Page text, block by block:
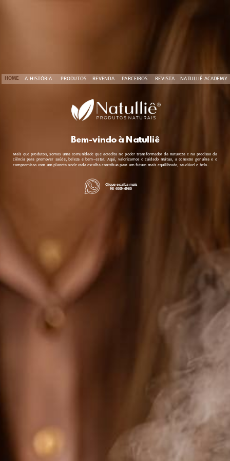
HOME A HISTÓRIA PRODUTOS REVENDA PARCEIROS REVISTA NATULLIÊ ACADEMY
Bem-vindo à Natulliê
Mais que produtos, somos uma comunidade que acredita no poder transformador da natureza e na precisão da
ciência para promover saúde, beleza e bem-estar. Aqui, valorizamos o cuidado mútuo, a conexão genuína e o
compromisso com um planeta onde cada escolha contribua para um futuro mais equilibrado, saudável e belo.
Clique e saiba mais
98 4009-6960